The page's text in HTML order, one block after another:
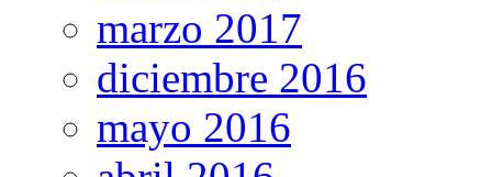
marzo 2017
diciembre 2016
mayo 2016